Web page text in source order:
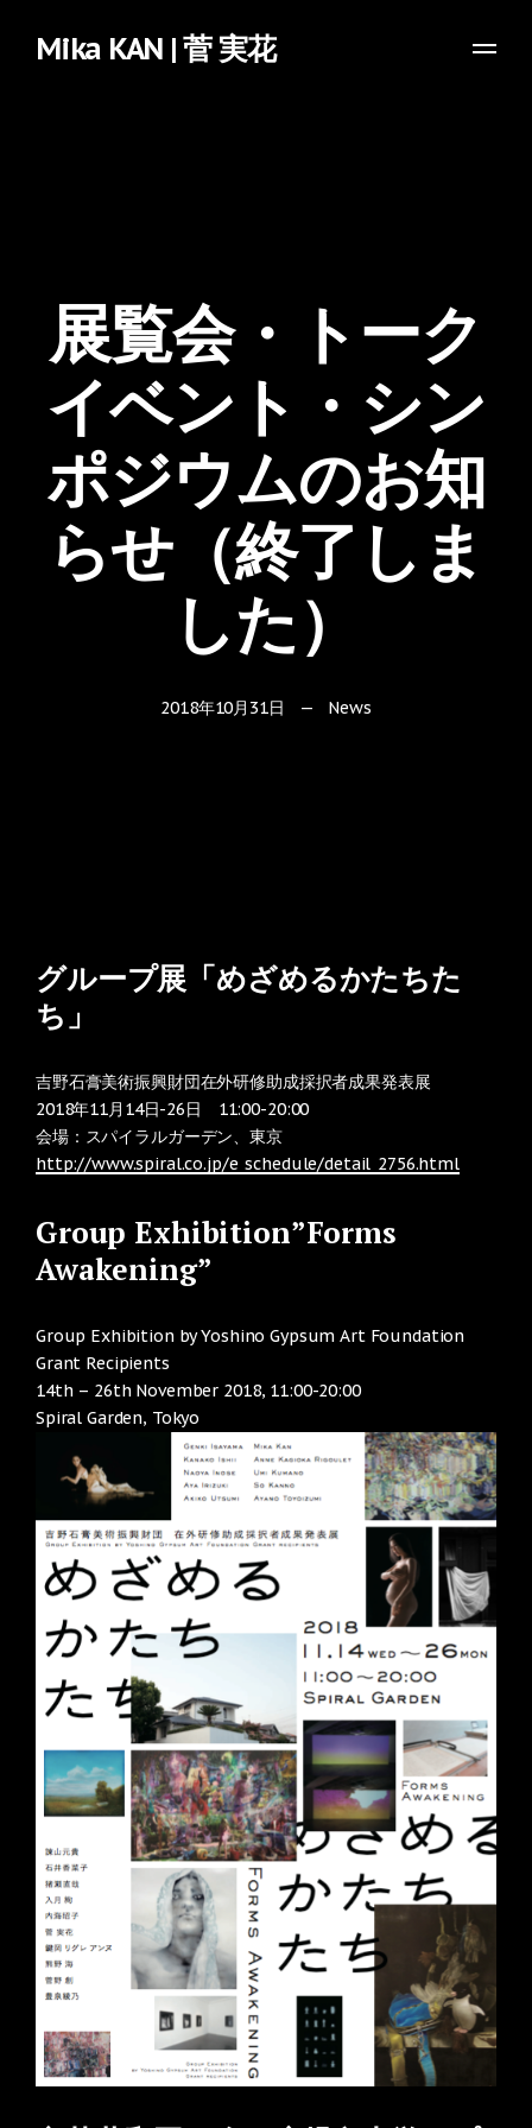
Mika KAN | 菅 実花
展覧会・トーク
イベント・シン
ポジウムのお知
らせ（終了しま
した）
2018年10月31日 — News
グループ展「めざめるかたちた
ち」
吉野石膏美術振興財団在外研修助成採択者成果発表展
2018年11月14日-26日 11:00-20:00
会場：スパイラルガーデン、東京
http://www.spiral.co.jp/e_schedule/detail_2756.html
Group Exhibition”Forms
Awakening”
Group Exhibition by Yoshino Gypsum Art Foundation
Grant Recipients
14th – 26th November 2018, 11:00-20:00
Spiral Garden, Tokyo